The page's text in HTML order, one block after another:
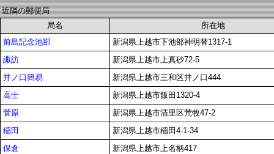
近隣の郵便局
局名
所在地
前島記念池部
新潟県上越市下池部神明替1317-1
諏訪
新潟県上越市上真砂72-5
井ノ口簡易
新潟県上越市三和区井ノ口444
高士
新潟県上越市飯田1320-4
菅原
新潟県上越市清里区荒牧47-2
稲田
新潟県上越市稲田4-1-34
保倉
新潟県上越市上名柄417